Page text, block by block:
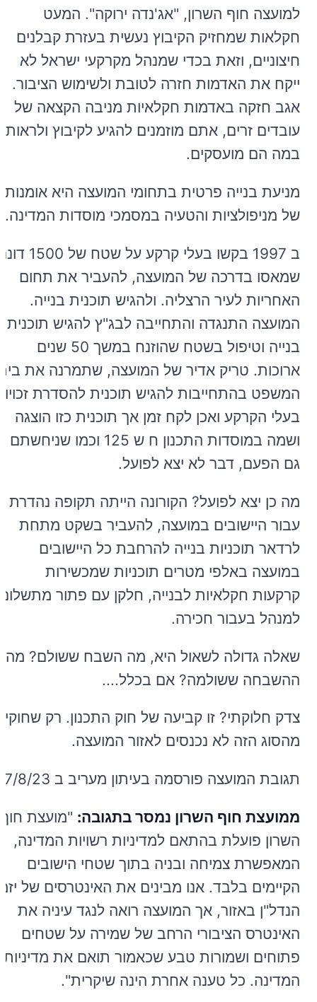
למועצה חוף השרון, "אג'נדה ירוקה". המעט
חקלאות שמחזיק הקיבוץ נעשית בעזרת קבלנים
חיצוניים, וזאת בכדי שמנהל מקרקעי ישראל לא
ייקח את האדמות חזרה לטובת ולשימוש הציבור.
אגב חזקה באדמות חקלאיות מניבה הקצאה של
עובדים זרים, אתם מוזמנים להגיע לקיבוץ ולראות
במה הם מועסקים.
מניעת בנייה פרטית בתחומי המועצה היא אומנות
של מניפולציות והטעיה במסמכי מוסדות המדינה.
ב 1997 בקשו בעלי קרקע על שטח של
שמאסו בדרכה של המועצה, להעביר את תחום
האחריות לעיר הרצליה. ולהגיש תוכנית בנייה.
המועצה התנגדה והתחייבה לבג"ץ להגיש תוכנית
בנייה וטיפול בשטח שהוזנח במשך 50 שנים
ארוכות. טריק אדיר של המועצה, שתמרנה את
המשפט בהתחייבות להגיש תוכנית להסדרת
בעלי הקרקע ואכן לקח זמן אך תוכנית כזו הוצגה
ושמה במוסדות התכנון ח ש 125 וכמו שניחשתם
גם הפעם, דבר לא יצא לפועל.
מה כן יצא לפועל? הקורונה הייתה תקופה נהדרת
עבור היישובים במועצה, להעביר בשקט מתחת
לרדאר תוכניות בנייה להרחבת כל היישובים
במועצה באלפי מטרים תוכניות שמכשירות
קרקעות חקלאיות לבנייה, חלקן עם פתור מתשלום
למנהל בעבור חכירה.
שאלה גדולה לשאול היא, מה השבח ששולם? מה
ההשבחה ששולמה? אם בכלל....
צדק חלוקתי? זו קביעה של חוק התכנון. רק
מהסוג הזה לא נכנסים לאזור המועצה.
תגובת המועצה פורסמה בעיתון מעריב ב 17/8/23
ממועצת חוף השרון נמסר בתגובה: "מועצת חוף
השרון פועלת בהתאם למדיניות רשויות המדינה,
המאפשרת צמיחה ובניה בתוך שטחי הישובים
הקיימים בלבד. אנו מבינים את האינטרסים של
הנדל"ן באזור, אך המועצה רואה לנגד עיניה את
האינטרס הציבורי הרחב של שמירה על שטחים
פתוחים ושמורות טבע שכאמור תואם את מדיניות
המדינה. כל טענה אחרת הינה שיקרית".